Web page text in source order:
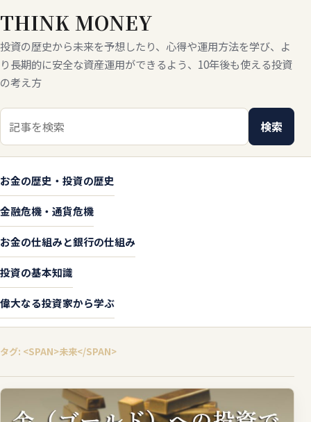
THINK MONEY
投資の歴史から未来を予想したり、心得や運用方法を学び、よ
り長期的に安全な資産運用ができるよう、10年後も使える投資
の考え方
検索キーワード
検索
お金の歴史・投資の歴史
金融危機・通貨危機
お金の仕組みと銀行の仕組み
投資の基本知識
偉大なる投資家から学ぶ
タグ: <SPAN>未来</SPAN>